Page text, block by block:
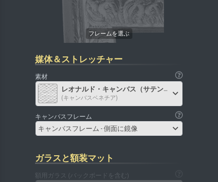
媒体＆ストレッチャー
素材
レオナルド・キャンバス（サテン）
(キャンバスベネチア)
キャンバスフレーム
キャンバスフレーム - 側面に鏡像
ガラスと額装マット
額用ガラス (バックボードを含む)